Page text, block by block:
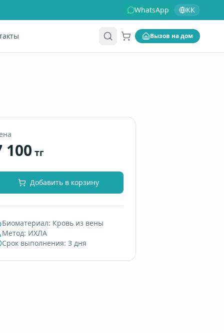
WhatsApp KK
Корзина
Вызов на дом
100 тг
Добавить в корзину
Биоматериал: Кровь из вены
Метод: ИХЛА
Срок выполнения: 3 дня